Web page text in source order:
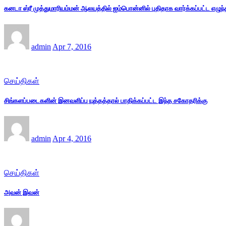
கனடா ஸ்ரீ முத்துமாரியம்மன் ஆலயத்தில் ஐம்பொன்னில் புதிதாக வார்க்கப்பட்ட
admin Apr 7, 2016
செய்திகள்
சிங்களப்படைகளின் இனவளிப்பு யுத்தத்தால் பாதிக்கப்பட்ட இந்த சகோதரிக்கு
admin Apr 4, 2016
செய்திகள்
அவன் இவன்